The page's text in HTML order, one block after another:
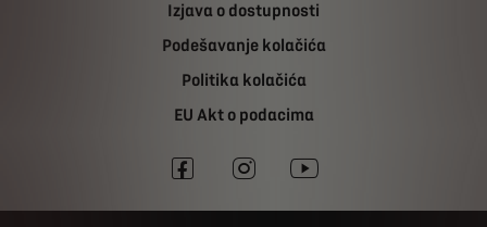
Izjava o dostupnosti
Podešavanje kolačića
Politika kolačića
EU Akt o podacima